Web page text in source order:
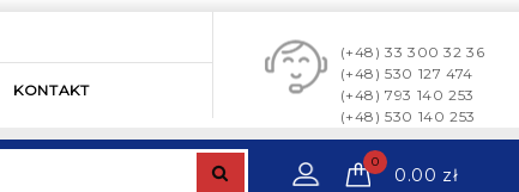
KONTAKT
(+48) 33 300 32 36
(+48) 530 127 474
(+48) 793 140 253
(+48) 530 140 253
0
0.00 zł